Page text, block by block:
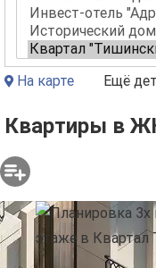
На карте Ещё
Квартиры в